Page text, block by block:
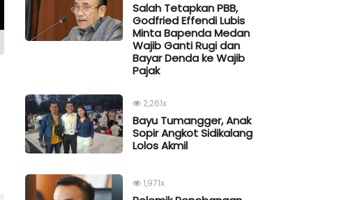
Salah Tetapkan PBB,
Godfried Effendi Lubis
Minta Bapenda Medan
Wajib Ganti Rugi dan
Bayar Denda ke Wajib
Pajak
2,261x
Bayu Tumangger, Anak
Sopir Angkot Sidikalang
Lolos Akmil
1,971x